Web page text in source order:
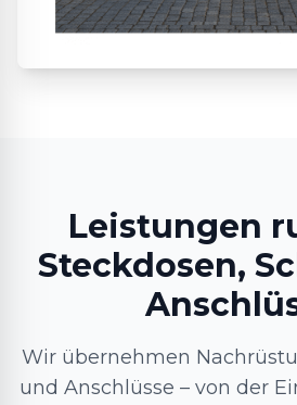
Leistungen
Steckdosen,
Wir übernehmen
und Anschlüsse – von der